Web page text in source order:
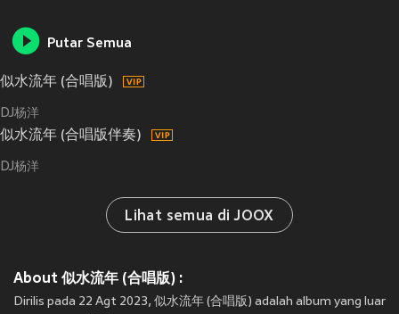
Putar Semua
似水流年 (合唱版)
DJ杨洋
似水流年 (合唱版伴奏)
DJ杨洋
Lihat semua di JOOX
About 似水流年 (合唱版) :
Dirilis pada 22 Agt 2023, 似水流年 (合唱版) adalah album yang luar